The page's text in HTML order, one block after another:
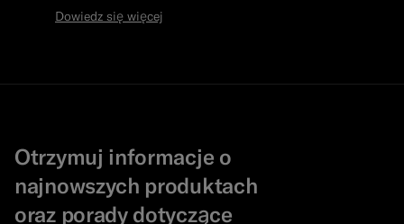
Dowiedz się więcej
Otrzymuj informacje o
najnowszych produktach
oraz porady dotyczące